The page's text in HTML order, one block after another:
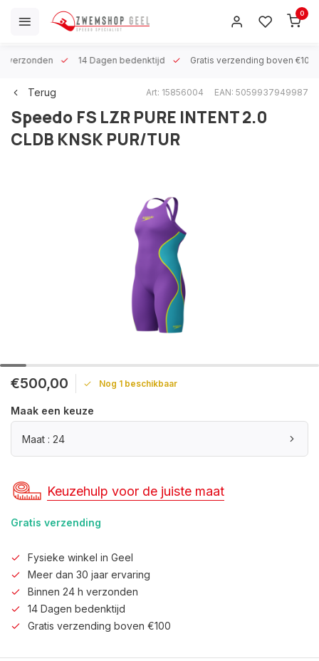
0
verzonden 14 Dagen bedenktijd Gratis verzending boven €100
Terug Art: 15856004 EAN: 5059937949987
Speedo FS LZR PURE INTENT 2.0
CLDB KNSK PUR/TUR
€500,00 Nog 1 beschikbaar
Maak een keuze
Maat : 24
Keuzehulp voor de juiste maat
Gratis verzending
Fysieke winkel in Geel
Meer dan 30 jaar ervaring
Binnen 24 h verzonden
14 Dagen bedenktijd
Gratis verzending boven €100